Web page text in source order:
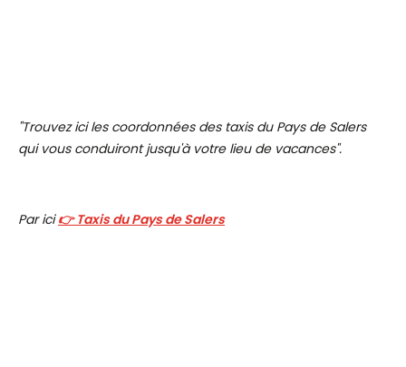
"Trouvez ici les coordonnées des taxis du Pays de Salers
qui vous conduiront jusqu'à votre lieu de vacances".
Par ici👉 Taxis du Pays de Salers